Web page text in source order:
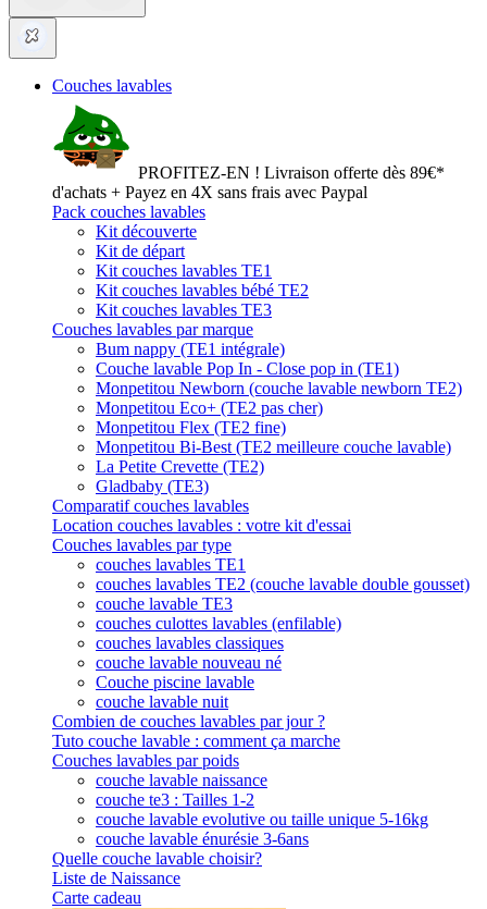
Couches lavables
PROFITEZ-EN ! Livraison offerte dès 89€*
d'achats + Payez en 4X sans frais avec Paypal
Pack couches lavables
Kit découverte
Kit de départ
Kit couches lavables TE1
Kit couches lavables bébé TE2
Kit couches lavables TE3
Couches lavables par marque
Bum nappy (TE1 intégrale)
Couche lavable Pop In - Close pop in (TE1)
Monpetitou Newborn (couche lavable newborn TE2)
Monpetitou Eco+ (TE2 pas cher)
Monpetitou Flex (TE2 fine)
Monpetitou Bi-Best (TE2 meilleure couche lavable)
La Petite Crevette (TE2)
Gladbaby (TE3)
Comparatif couches lavables
Location couches lavables : votre kit d'essai
Couches lavables par type
couches lavables TE1
couches lavables TE2 (couche lavable double gousset)
couche lavable TE3
couches culottes lavables (enfilable)
couches lavables classiques
couche lavable nouveau né
Couche piscine lavable
couche lavable nuit
Combien de couches lavables par jour ?
Tuto couche lavable : comment ça marche
Couches lavables par poids
couche lavable naissance
couche te3 : Tailles 1-2
couche lavable evolutive ou taille unique 5-16kg
couche lavable énurésie 3-6ans
Quelle couche lavable choisir?
Liste de Naissance
Carte cadeau